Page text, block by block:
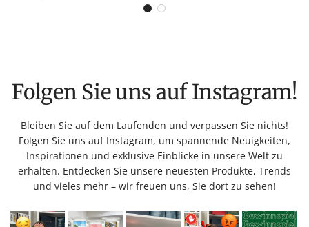
Folgen Sie uns auf Instagram!
Bleiben Sie auf dem Laufenden und verpassen Sie nichts!
Folgen Sie uns auf Instagram, um spannende Neuigkeiten,
Inspirationen und exklusive Einblicke in unsere Welt zu
erhalten. Entdecken Sie unsere neuesten Produkte, Trends
und vieles mehr – wir freuen uns, Sie dort zu sehen!